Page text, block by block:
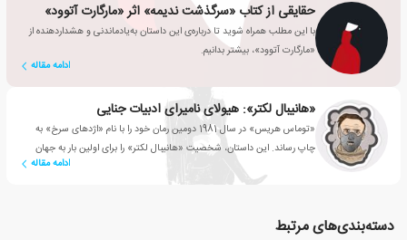
حقایقی از کتاب «سرگذشت ندیمه» اثر «مارگارت آتوود»
با این مطلب همراه شوید تا درباره‌ی این داستان به‌یادماندنی و هشداردهنده از
«مارگارت آتوود»، بیشتر بدانیم.
ادامه مقاله
«هانیبال لکتر»: هیولای نامیرای ادبیات جنایی
«توماس هریس» در سال 1981 دومین رمان خود را با نام «اژدهای سرخ» به
چاپ رساند. این داستان، شخصیت «هانیبال لکتر» را برای اولین بار به جهان
ادامه مقاله
دسته‌بندی‌های مرتبط